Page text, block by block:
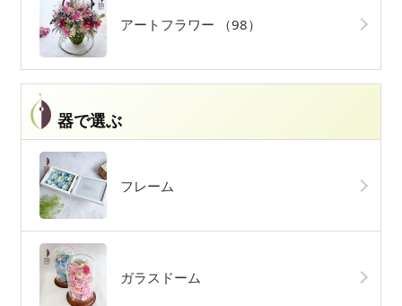
アートフラワー （98）
器で選ぶ
フレーム
ガラスドーム